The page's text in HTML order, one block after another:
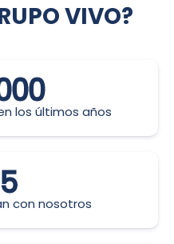
VIVO?
los últimos años
con nosotros